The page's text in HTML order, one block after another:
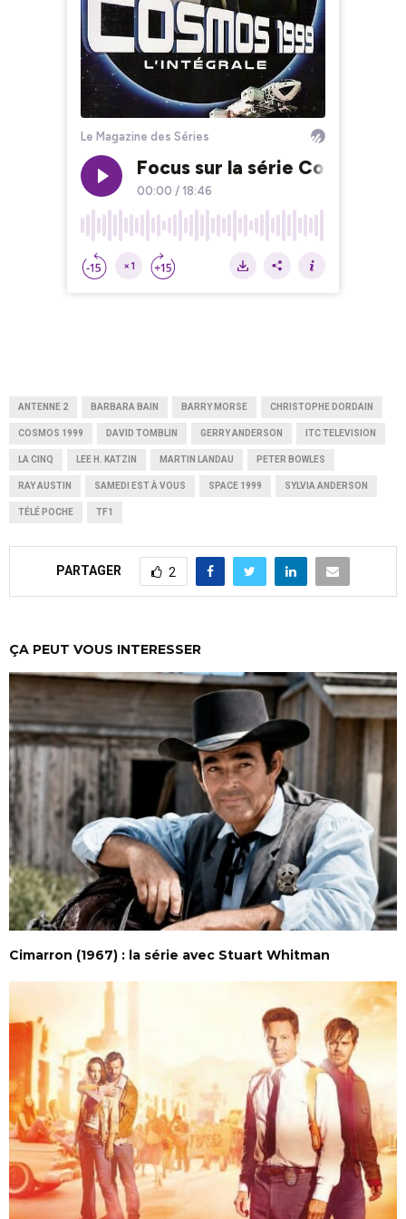
ANTENNE 2 BARBARA BAIN BARRY MORSE CHRISTOPHE DORDAIN
COSMOS 1999 DAVID TOMBLIN GERRY ANDERSON ITC TELEVISION
LA CINQ LEE H. KATZIN MARTIN LANDAU PETER BOWLES
RAY AUSTIN SAMEDI EST À VOUS SPACE 1999 SYLVIA ANDERSON
TÉLÉ POCHE TF1
PARTAGER 2
ÇA PEUT VOUS INTERESSER
Cimarron (1967) : la série avec Stuart Whitman